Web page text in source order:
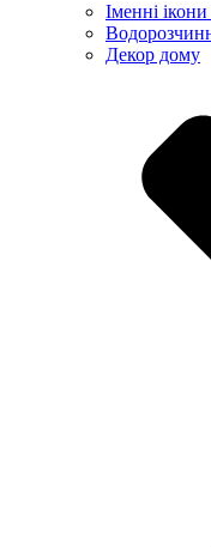
Іменні
Декор дому